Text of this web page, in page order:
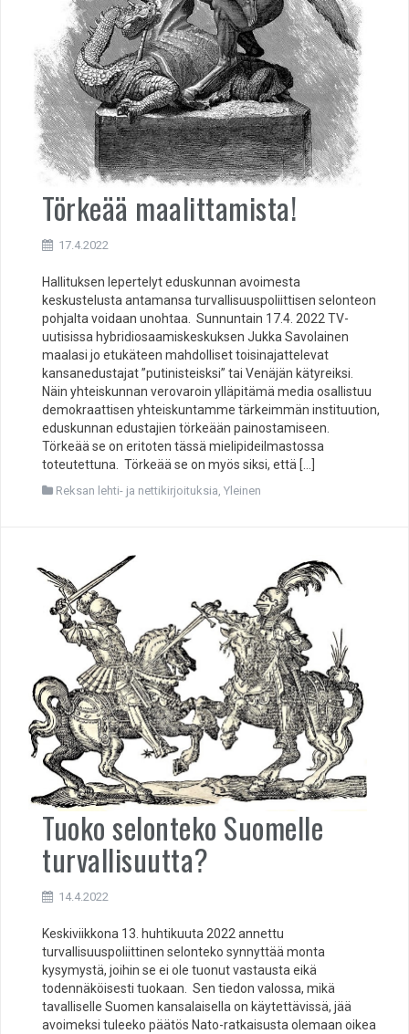
Törkeää maalittamista!
17.4.2022
Hallituksen lepertelyt eduskunnan avoimesta
keskustelusta antamansa turvallisuuspoliittisen selonteon
pohjalta voidaan unohtaa. Sunnuntain 17.4. 2022 TV-
uutisissa hybridiosaamiskeskuksen Jukka Savolainen
maalasi jo etukäteen mahdolliset toisinajattelevat
kansanedustajat ”putinisteisksi” tai Venäjän kätyreiksi.
Näin yhteiskunnan verovaroin ylläpitämä media osallistuu
demokraattisen yhteiskuntamme tärkeimmän instituution,
eduskunnan edustajien törkeään painostamiseen.
Törkeää se on eritoten tässä mielipideilmastossa
toteutettuna. Törkeää se on myös siksi, että […]
Reksan lehti- ja nettikirjoituksia Yleinen
Tuoko selonteko Suomelle
turvallisuutta?
14.4.2022
Keskiviikkona 13. huhtikuuta 2022 annettu
turvallisuuspoliittinen selonteko synnyttää monta
kysymystä, joihin se ei ole tuonut vastausta eikä
todennäköisesti tuokaan. Sen tiedon valossa, mikä
tavalliselle Suomen kansalaisella on käytettävissä, jää
avoimeksi tuleeko päätös Nato-ratkaisusta olemaan oikea